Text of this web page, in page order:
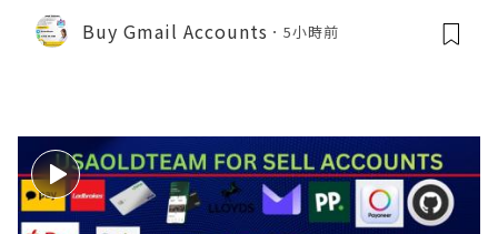
Buy Gmail Accounts 5小時前